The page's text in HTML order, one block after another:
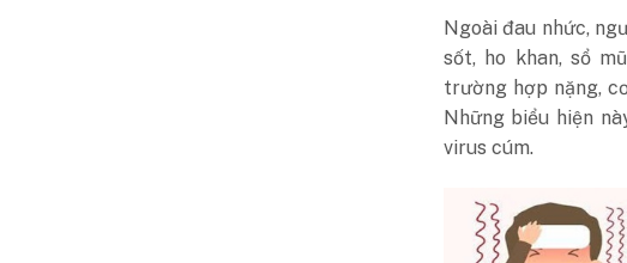
Ngoài đau nhức,
sốt, ho khan, sổ
trường hợp nặng,
Những biểu hiện
virus cúm.